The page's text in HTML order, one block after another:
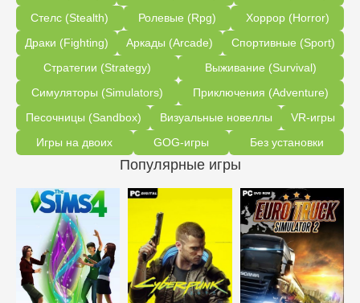
Стелс (Stealth)
Ролевые (Rpg)
Хоррор (Horror)
Драки (Fighting)
Аркады (Arcade)
Спортивные (Sport)
Стратегии (Strategy)
Выживание (Survival)
Симуляторы (Simulators)
Приключения (Adventure)
Песочницы (Sandbox)
Визуальные новеллы
VR-игры
Игры на двоих
GOG-игры Без установки
Популярные игры